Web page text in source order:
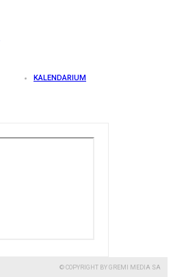
KALENDARIUM
© COPYRIGHT BY GREMI MEDIA SA